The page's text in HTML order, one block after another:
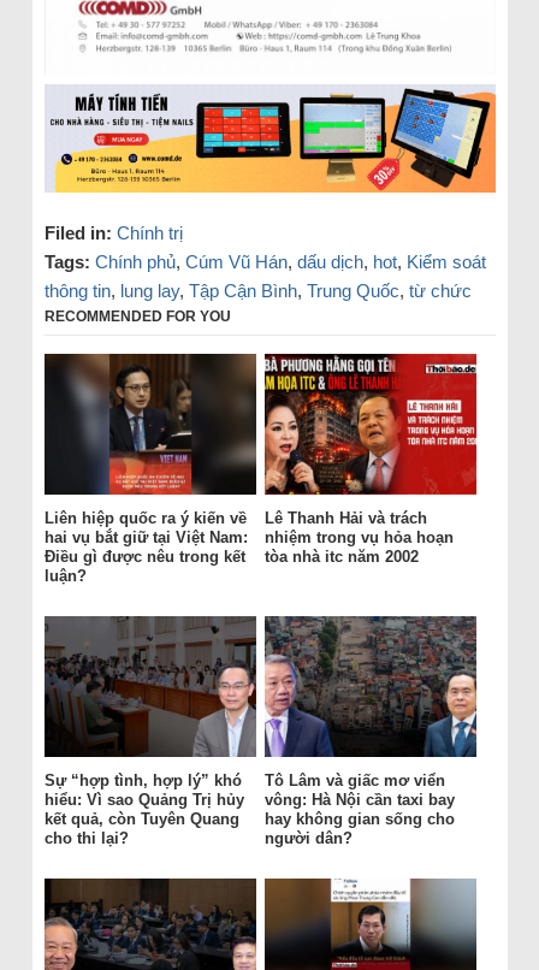
Filed in: Chính trị
Tags: Chính phủ, Cúm Vũ Hán, dấu dịch, hot, Kiểm soát
thông tin, lung lay, Tập Cận Bình, Trung Quốc, từ chức
RECOMMENDED FOR YOU
Liên hiệp quốc ra ý kiến về
hai vụ bắt giữ tại Việt Nam:
Điều gì được nêu trong kết
luận?
Lê Thanh Hải và trách
nhiệm trong vụ hỏa hoạn
tòa nhà itc năm 2002
Sự “hợp tình, hợp lý” khó
hiểu: Vì sao Quảng Trị hủy
kết quả, còn Tuyên Quang
cho thi lại?
Tô Lâm và giấc mơ viển
vông: Hà Nội cần taxi bay
hay không gian sống cho
người dân?